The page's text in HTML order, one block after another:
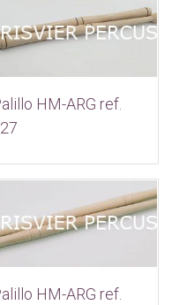
HM-ARG ref.
HM-ARG ref.